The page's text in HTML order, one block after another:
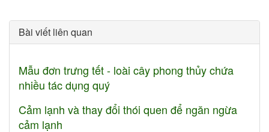
Bài viết liên quan
Mẫu đơn trưng tết - loài cây phong thủy chứa
nhiều tác dụng quý
Cảm lạnh và thay đổi thói quen để ngăn ngừa
cảm lạnh